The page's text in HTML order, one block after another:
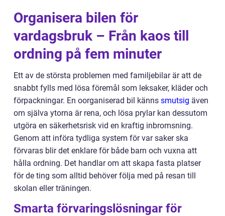
Organisera bilen för
vardagsbruk – Från kaos till
ordning på fem minuter
Ett av de största problemen med familjebilar är att de
snabbt fylls med lösa föremål som leksaker, kläder och
förpackningar. En oorganiserad bil känns smutsig även
om själva ytorna är rena, och lösa prylar kan dessutom
utgöra en säkerhetsrisk vid en kraftig inbromsning.
Genom att införa tydliga system för var saker ska
förvaras blir det enklare för både barn och vuxna att
hålla ordning. Det handlar om att skapa fasta platser
för de ting som alltid behöver följa med på resan till
skolan eller träningen.
Smarta förvaringslösningar för